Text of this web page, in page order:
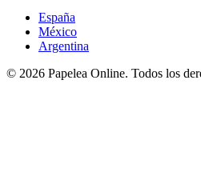
España
México
Argentina
© 2026 Papelea Online. Todos los